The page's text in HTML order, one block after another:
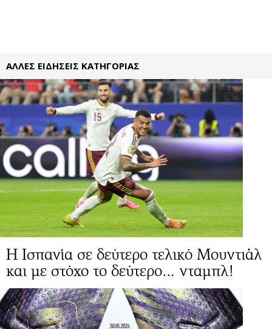
ΑΛΛΕΣ ΕΙΔΗΣΕΙΣ ΚΑΤΗΓΟΡΙΑΣ
Η Ισπανία σε δεύτερο τελικό Μουντιάλ
και με στόχο το δεύτερο… νταμπλ!